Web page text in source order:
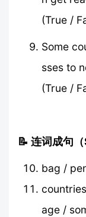
(True /
Some
sses to
(True /
📝 连词成句
bag /
age /